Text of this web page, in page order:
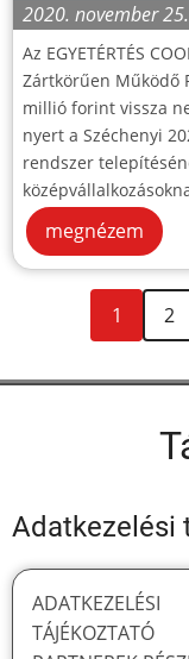
2020. november 25.
Az EGYETÉRTÉS
Zártkörűen Működő
millió forint vissza
nyert a Széchenyi
rendszer
megnézem
Oldalszámozás
Jelenlegi
oldal
1 Oldal
2
Adatkezelési
ADATKEZELÉSI
TÁJÉKOZTATÓ